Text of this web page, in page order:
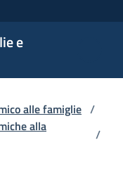
e
alle famiglie /
alla
/